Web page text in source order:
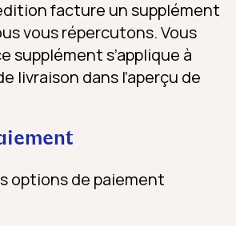
facture un supplément
vous répercutons. Vous
supplément s’applique à
livraison dans l’aperçu de
options de paiement